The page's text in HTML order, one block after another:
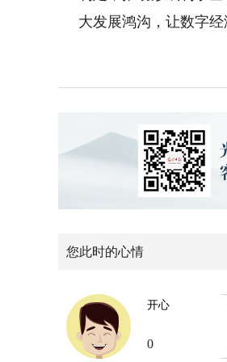
大发展鸿沟，让数字
您此时的心情
开心
0